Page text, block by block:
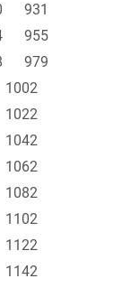
931
955
979
1002
1022
1042
1062
1082
1102
1122
1142